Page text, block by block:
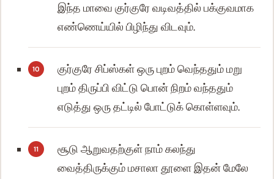
இந்த மாவை குர்குரே வடிவத்தில் பக்குவமாக
எண்ணெய்யில் பிழிந்து விடவும்.
குர்குரே சிப்ஸ்கள் ஒரு புறம் வெந்ததும் மறு
புறம் திருப்பி விட்டு பொன் நிறம் வந்ததும்
எடுத்து ஒரு தட்டில் போட்டுக் கொள்ளவும்.
சூடு ஆறுவதற்குள் நாம் கலந்து
வைத்திருக்கும் மசாலா தூளை இதன் மேலே